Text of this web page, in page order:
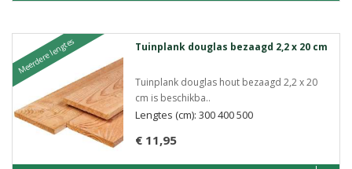
Meerdere lengtes Tuinplank douglas bezaagd 2,2 x 20 cm
Tuinplank douglas hout bezaagd 2,2 x 20
cm is beschikba..
€ 11,95
Lengtes (cm): 300 400 500